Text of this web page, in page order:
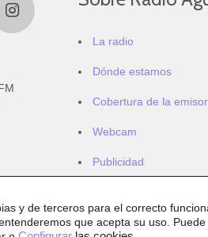
La radio
Dónde estamos
Cobertura de la
Webcam
Publicidad
y de terceros para el correcto
que acepta su uso.